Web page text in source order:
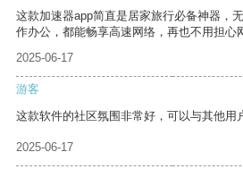
这款加速器app简直是居家旅行必备神器，
作办公，都能畅享高速网络，再也不用担心
2025-06-17
游客
这款软件的社区氛围非常好，可以与其他用
2025-06-17